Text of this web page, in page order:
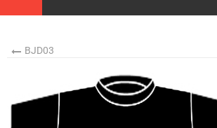
BJD03